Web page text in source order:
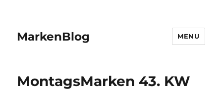
MarkenBlog MENU
MontagsMarken 43. KW